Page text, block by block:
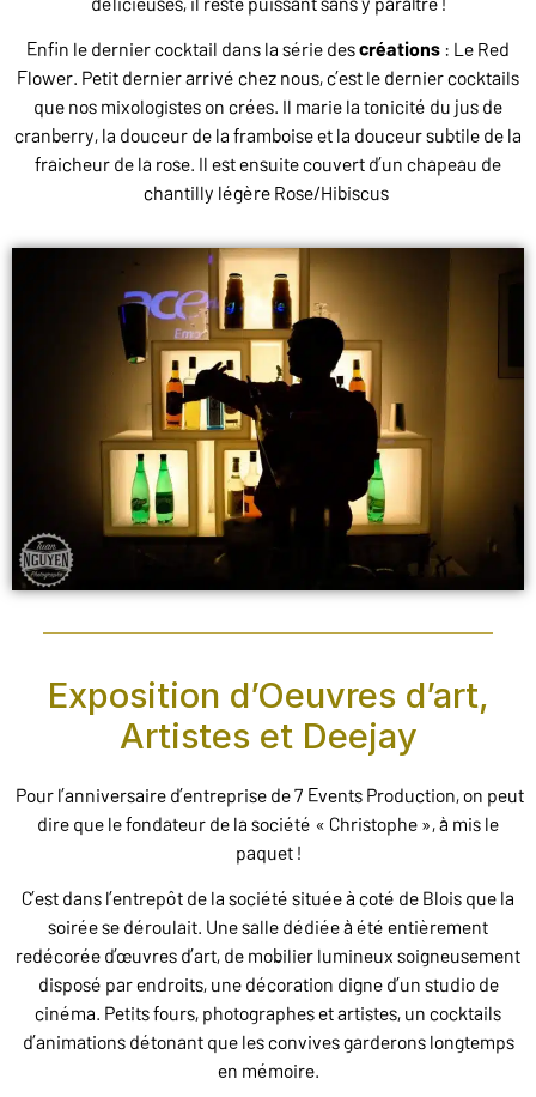
Enfin le dernier cocktail dans la série descréations : Le Red
Flower. Petit dernier arrivé chez nous, c’est le dernier cocktails
que nos mixologistes on crées. Il marie la tonicité du jus de
cranberry, la douceur de la framboise et la douceur subtile de la
fraicheur de la rose. Il est ensuite couvert d’un chapeau de
chantilly légère Rose/Hibiscus
Exposition d’Oeuvres d’art,
Artistes et Deejay
Pour l’anniversaire d’entreprise de 7 Events Production, on peut
dire que le fondateur de la société « Christophe », à mis le
paquet !
C’est dans l’entrepôt de la société située à coté de Blois que la
soirée se déroulait. Une salle dédiée à été entièrement
redécorée d’œuvres d’art, de mobilier lumineux soigneusement
disposé par endroits, une décoration digne d’un studio de
cinéma. Petits fours, photographes et artistes, un cocktails
d’animations détonant que les convives garderons longtemps
en mémoire.